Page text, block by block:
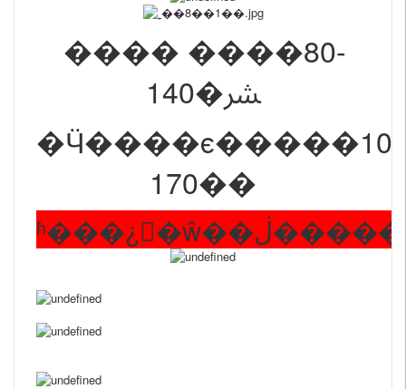
���� ����80-
140�ﴩ
170��
ʱ���¿�ŵ��ڶ�����